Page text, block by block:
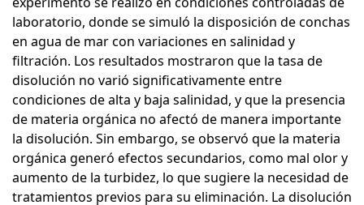
laboratorio, donde se simuló la disposición de conchas
en agua de mar con variaciones en salinidad y
filtración. Los resultados mostraron que la tasa de
disolución no varió significativamente entre
condiciones de alta y baja salinidad, y que la presencia
de materia orgánica no afectó de manera importante
la disolución. Sin embargo, se observó que la materia
orgánica generó efectos secundarios, como mal olor y
aumento de la turbidez, lo que sugiere la necesidad de
tratamientos previos para su eliminación. La disolución